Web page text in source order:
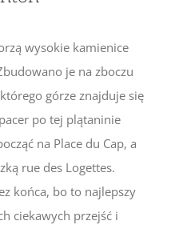
wysokie kamienice
je na zboczu
górze znajduje się
po tej plątaninie
na Place du Cap, a
rue des Logettes.
końca, bo to najlepszy
ciekawych przejść i